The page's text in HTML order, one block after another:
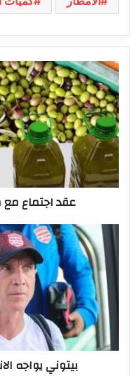
عقد
اجتماع
مع
مصدّري
زيت
الزيتون
والبنوك
عقد اجتماع مع
بيتوني
يواجه
الانتقادات
هزيمة
الإفريقي
بيتوني يواجه